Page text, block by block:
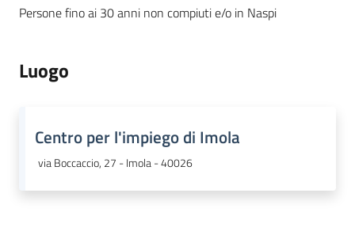
Persone fino ai 30 anni non compiuti e/o in Naspi
Luogo
Centro per l'impiego di Imola
via Boccaccio, 27 - Imola - 40026